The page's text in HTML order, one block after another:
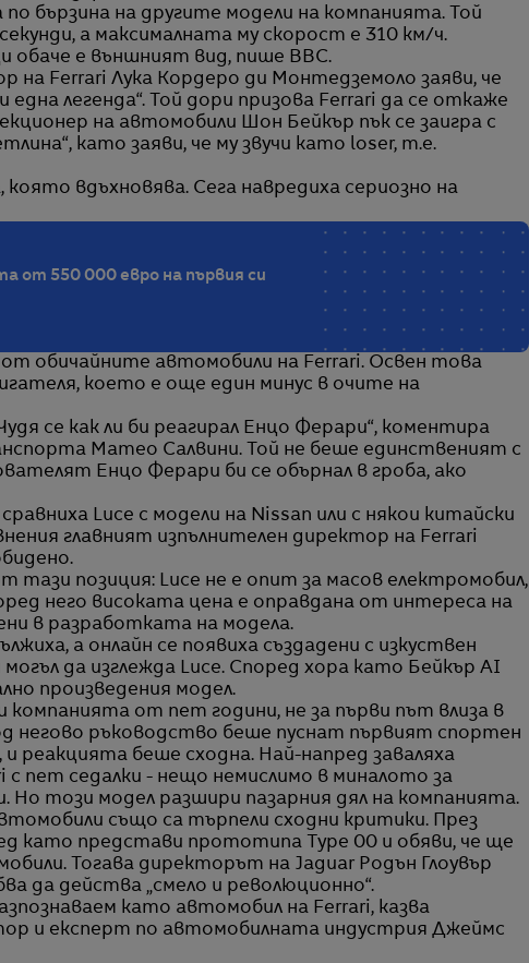
бързина на другите модели на компанията. Той
а максималната му скорост е 310 км/ч.
обаче е външният вид, пише BBC.
на Ferrari Лука Кордеро ди Монтедземоло заяви, че
легенда“. Той дори призова Ferrari да се откаже
на автомобили Шон Бейкър пък се заигра с
като заяви, че му звучи като loser, т.е.
която вдъхновява. Сега навредиха сериозно на
от 550 000 евро на първия си
от обичайните автомобили на Ferrari. Освен това
което е още един минус в очите на
се как ли би реагирал Енцо Ферари“, коментира
Матео Салвини. Той не беше единственият с
Енцо Ферари би се обърнал в гроба, ако
Luce с модели на Nissan или с някои китайски
главният изпълнителен директор на Ferrari
тази позиция: Luce не е опит за масов електромобил,
него високата цена е оправдана от интереса на
в разработката на модела.
а онлайн се появиха създадени с изкуствен
да изглежда Luce. Според хора като Бейкър AI
произведения модел.
от пет години, не за първи път влиза в
негово ръководство беше пуснат първият спортен
и реакцията беше сходна. Най-напред заваляха
с пет седалки - нещо немислимо в миналото за
Но този модел разшири пазарния дял на компанията.
също са търпели сходни критики. През
като представи прототипа Type 00 и обяви, че ще
Тогава директорът на Jaguar Родън Глоувър
да действа „смело и революционно“.
като автомобил на Ferrari, казва
и експерт по автомобилната индустрия Джеймс